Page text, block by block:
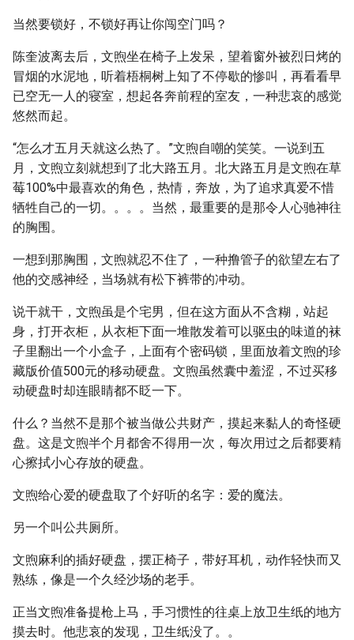
当然要锁好，不锁好再让你闯空门吗？
陈奎波离去后，文煦坐在椅子上发呆，望着窗外被烈日烤的
冒烟的水泥地，听着梧桐树上知了不停歇的惨叫，再看看早
已空无一人的寝室，想起各奔前程的室友，一种悲哀的感觉
悠然而起。
“怎么才五月天就这么热了。”文煦自嘲的笑笑。一说到五
月，文煦立刻就想到了北大路五月。北大路五月是文煦在草
莓100%中最喜欢的角色，热情，奔放，为了追求真爱不惜
牺牲自己的一切。。。。当然，最重要的是那令人心驰神往
的胸围。
一想到那胸围，文煦就忍不住了，一种撸管子的欲望左右了
他的交感神经，当场就有松下裤带的冲动。
说干就干，文煦虽是个宅男，但在这方面从不含糊，站起
身，打开衣柜，从衣柜下面一堆散发着可以驱虫的味道的袜
子里翻出一个小盒子，上面有个密码锁，里面放着文煦的珍
藏版价值500元的移动硬盘。文煦虽然囊中羞涩，不过买移
动硬盘时却连眼睛都不眨一下。
什么？当然不是那个被当做公共财产，摸起来黏人的奇怪硬
盘。这是文煦半个月都舍不得用一次，每次用过之后都要精
心擦拭小心存放的硬盘。
文煦给心爱的硬盘取了个好听的名字：爱的魔法。
另一个叫公共厕所。
文煦麻利的插好硬盘，摆正椅子，带好耳机，动作轻快而又
熟练，像是一个久经沙场的老手。
正当文煦准备提枪上马，手习惯性的往桌上放卫生纸的地方
摸去时。他悲哀的发现，卫生纸没了。。